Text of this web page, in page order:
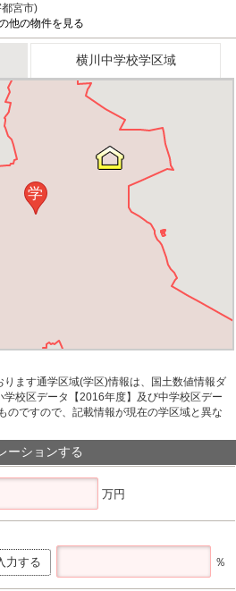
宮市)
他の物件を見る
横川中学校学区域
学
ます通学区域(学区)情報は、国土数値情報ダ
校区データ【2016年度】及び中学校区デー
のですので、記載情報が現在の学区域と異な
ーションする
万円
力する ％